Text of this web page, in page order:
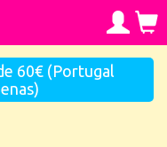
60€ (Portugal